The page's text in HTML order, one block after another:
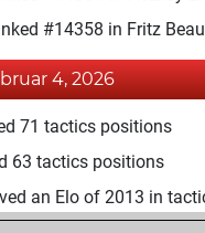
#14358 in Fritz
4, 2026
71 tactics positions
63 tactics positions
an Elo of 2013 in